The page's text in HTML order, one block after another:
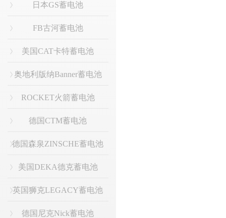
日本GS蓄电池
FB古河蓄电池
美国CAT卡特蓄电池
奥地利版纳Banner蓄电池
ROCKET火箭蓄电池
德国CTM蓄电池
德国森泉ZINSCHE蓄电池
美国DEKA德克蓄电池
英国狮克LEGACY蓄电池
德国尼克Nick蓄电池